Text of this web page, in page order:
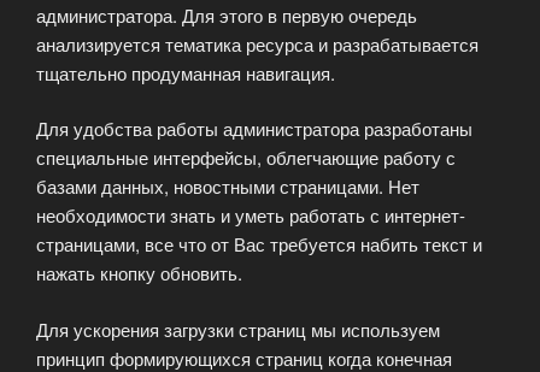
администратора. Для этого в первую очередь
анализируется тематика ресурса и разрабатывается
тщательно продуманная навигация.
Для удобства работы администратора разработаны
специальные интерфейсы, облегчающие работу с
базами данных, новостными страницами. Нет
необходимости знать и уметь работать с интернет-
страницами, все что от Вас требуется набить текст и
нажать кнопку обновить.
Для ускорения загрузки страниц мы используем
принцип формирующихся страниц когда конечная